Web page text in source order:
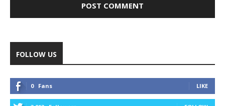
FOLLOW US
0 Fans LIKE